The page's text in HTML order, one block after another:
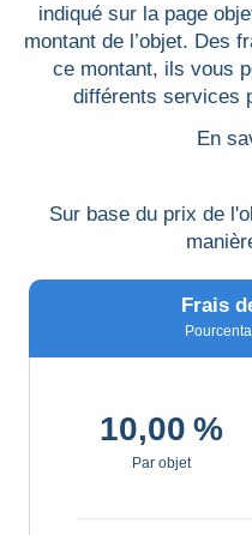
indiqué sur la page
montant de l’objet. Des
ce montant, ils vous
différents services
En
Sur base du prix de
Frais
10,00 %
Par objet